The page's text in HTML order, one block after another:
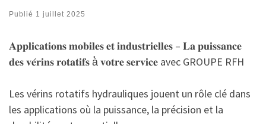
Publié 1 juillet 2025
𝐀𝐩𝐩𝐥𝐢𝐜𝐚𝐭𝐢𝐨𝐧𝐬 𝐦𝐨𝐛𝐢𝐥𝐞𝐬 𝐞𝐭 𝐢𝐧𝐝𝐮𝐬𝐭𝐫𝐢𝐞𝐥𝐥𝐞𝐬 – 𝐋𝐚 𝐩𝐮𝐢𝐬𝐬𝐚𝐧𝐜𝐞
𝐝𝐞𝐬 𝐯𝐞́𝐫𝐢𝐧𝐬 𝐫𝐨𝐭𝐚𝐭𝐢𝐟𝐬 à̀ 𝐯𝐨𝐭𝐫𝐞 𝐬𝐞𝐫𝐯𝐢𝐜𝐞 avec GROUPE RFH
Les vérins rotatifs hydrauliques jouent un rôle clé dans
les applications où la puissance, la précision et la